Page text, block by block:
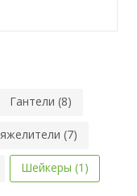
Гантели (8)
(7)
Шейкеры (1)